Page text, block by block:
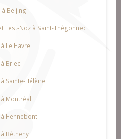
à Beijing
Fest-Noz à Saint-Thégonnec
Le Havre
Briec
Sainte-Hélène
Montréal
Hennebont
Bétheny